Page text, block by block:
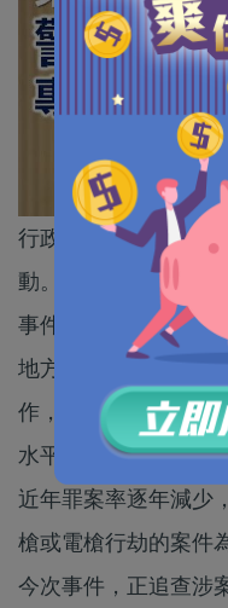
行政長官梁振英，讚
動。梁振英在行政會
事件後，警方迅速和
地方，解除社區重大
作，對警方採取行動
水平和精神。梁振英
近年罪案率逐年減少
槍或電槍行劫的案件
今次事件，正追查涉